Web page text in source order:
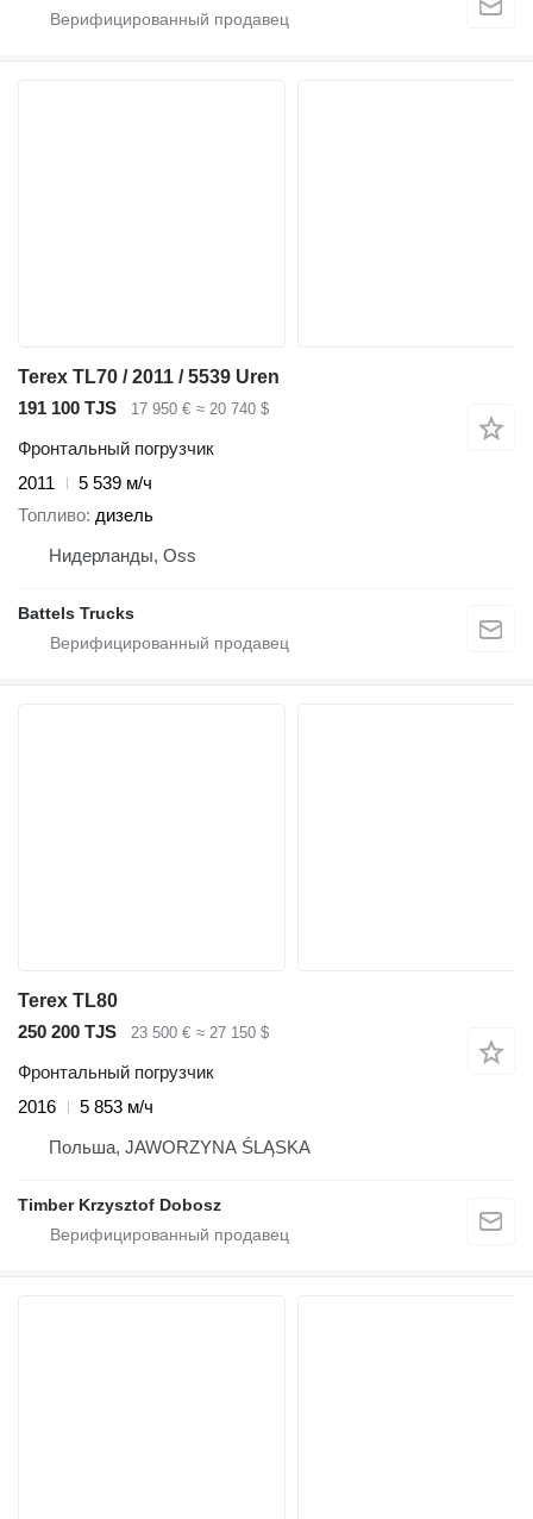
Terex TL70 / 2011 / 5539 Uren
191 100 TJS
17 950 € ≈ 20 740 $
Фронтальный погрузчик
2011
5 539 м/ч
Топливо дизель
Нидерланды, Oss
Battels Trucks
Terex TL80
250 200 TJS
23 500 € ≈ 27 150 $
Фронтальный погрузчик
2016
5 853 м/ч
Польша, JAWORZYNA ŚLĄSKA
Timber Krzysztof Dobosz